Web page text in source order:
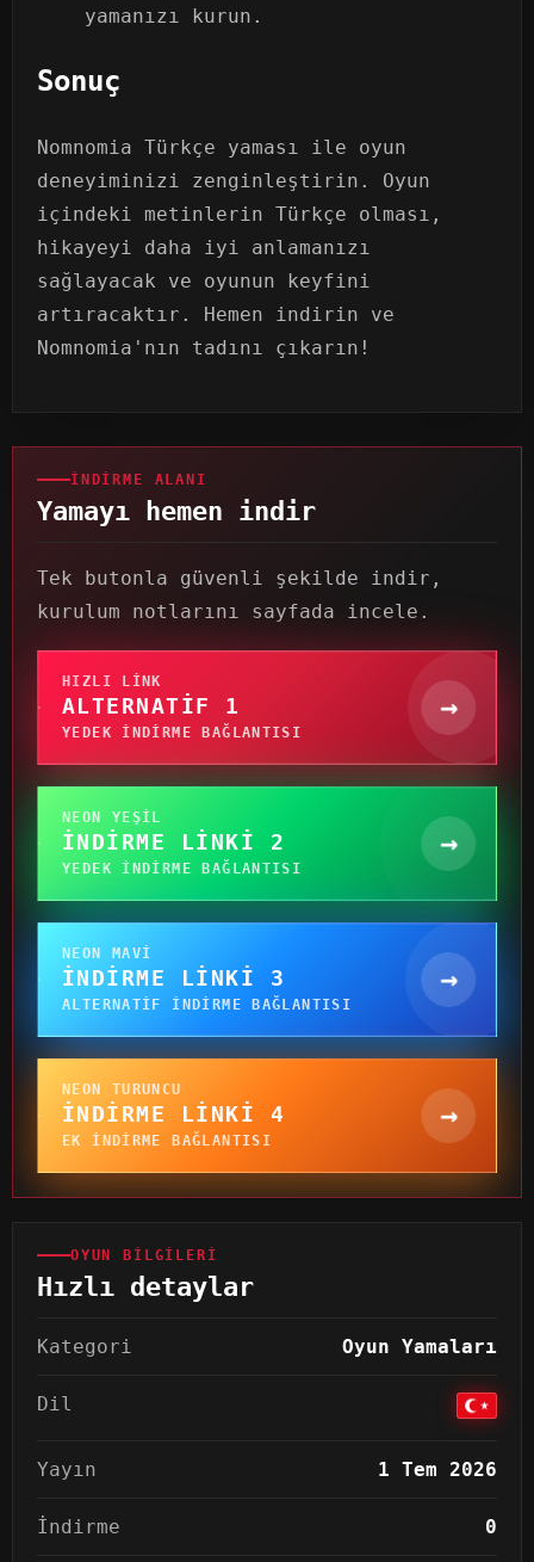
yamanızı kurun.
Sonuç
Nomnomia Türkçe yaması ile oyun
deneyiminizi zenginleştirin. Oyun
içindeki metinlerin Türkçe olması,
hikayeyi daha iyi anlamanızı
sağlayacak ve oyunun keyfini
artıracaktır. Hemen indirin ve
Nomnomia'nın tadını çıkarın!
İNDIRME ALANI
Yamayı hemen indir
Tek butonla güvenli şekilde indir,
kurulum notlarını sayfada incele.
HIZLI LINK
ALTERNATIF 1
YEDEK INDIRME BAĞLANTISI
→
NEON YEŞIL
İNDIRME LINKI 2
YEDEK INDIRME BAĞLANTISI
→
NEON MAVI
İNDIRME LINKI 3
ALTERNATIF INDIRME BAĞLANTISI
→
NEON TURUNCU
İNDIRME LINKI 4
EK INDIRME BAĞLANTISI
→
OYUN BILGILERI
Hızlı detaylar
Kategori Oyun Yamaları
Dil
Yayın 1 Tem 2026
İndirme 0